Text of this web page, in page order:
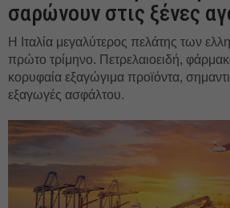
σαρώνουν στις ξένες
Η Ιταλία μεγαλύτερος πελάτης των
πρώτο τρίμηνο. Πετρελαιοειδή,
κορυφαία εξαγώγιμα προϊόντα,
εξαγωγές ασφάλτου.